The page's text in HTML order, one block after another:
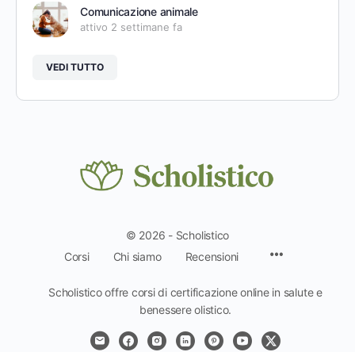
Comunicazione animale
attivo 2 settimane fa
VEDI TUTTO
© 2026 - Scholistico
Corsi
Chi siamo Recensioni
Scholistico offre corsi di certificazione online in salute e
benessere olistico.